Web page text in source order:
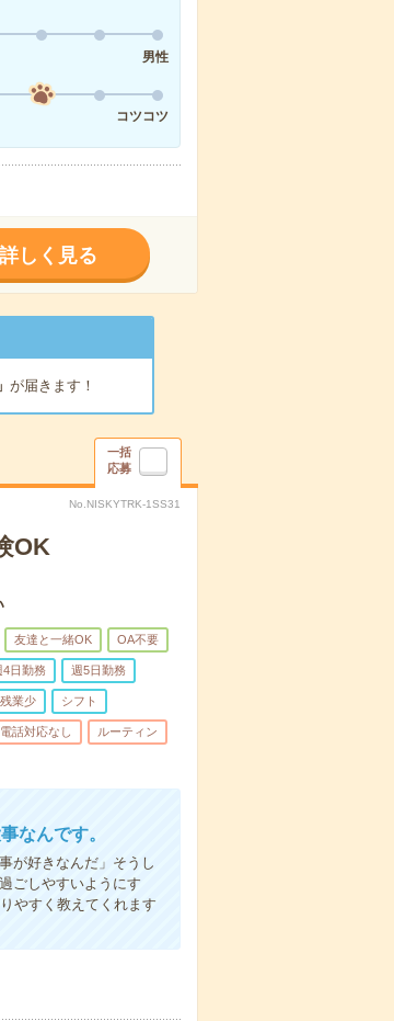
男性
コツコツ
詳しく見る
が届きます！
一括
応募
No.NISKYTRK-1SS31
OK
友達と一緒OK OA不要
4日勤務 週5日勤務
残業少 シフト
電話対応なし ルーティン
なんです。
が好きなんだ」そうし
ごしやすいようにす
やすく教えてくれます